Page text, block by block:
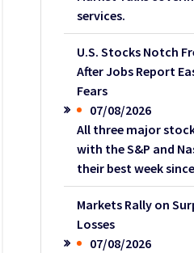
services.
U.S. Stocks Notch
After Jobs Report
Fears
07/08/2026
All three major
with the S&P and
their best week
Markets Rally on
Losses
07/08/2026